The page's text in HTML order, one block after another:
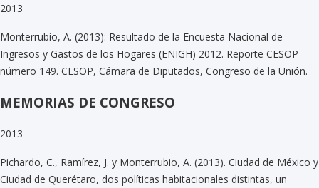
2013
Monterrubio, A. (2013): Resultado de la Encuesta Nacional de
Ingresos y Gastos de los Hogares (ENIGH) 2012. Reporte CESOP
número 149. CESOP, Cámara de Diputados, Congreso de la Unión.
MEMORIAS DE CONGRESO
2013
Pichardo, C., Ramírez, J. y Monterrubio, A. (2013). Ciudad de México y
Ciudad de Querétaro, dos políticas habitacionales distintas, un